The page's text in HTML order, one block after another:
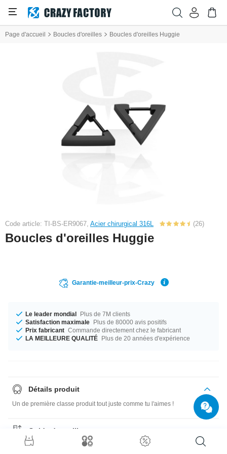
Page d'accueil Boucles d'oreilles Boucles d'oreilles Huggie
Code article: TI-BS-ER9067, Acier chirurgical 316L (26)
Boucles d'oreilles Huggie
Garantie-meilleur-prix-Crazy
Le leader mondial Plus de 7M clients
Satisfaction maximale Plus de 80000 avis positifs
Prix fabricant Commande directement chez le fabricant
LA MEILLEURE QUALITÉ Plus de 20 années d'expérience
Détails produit
Un de première classe produit tout juste comme tu l'aimes !
Guide des tailles